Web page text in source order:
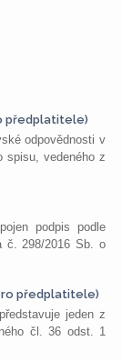
předplatitele)
odpovědnosti v
spisu, vedeného z
podpis podle
č. 298/2016 Sb. o
předplatitele)
jeden z
čl. 36 odst. 1